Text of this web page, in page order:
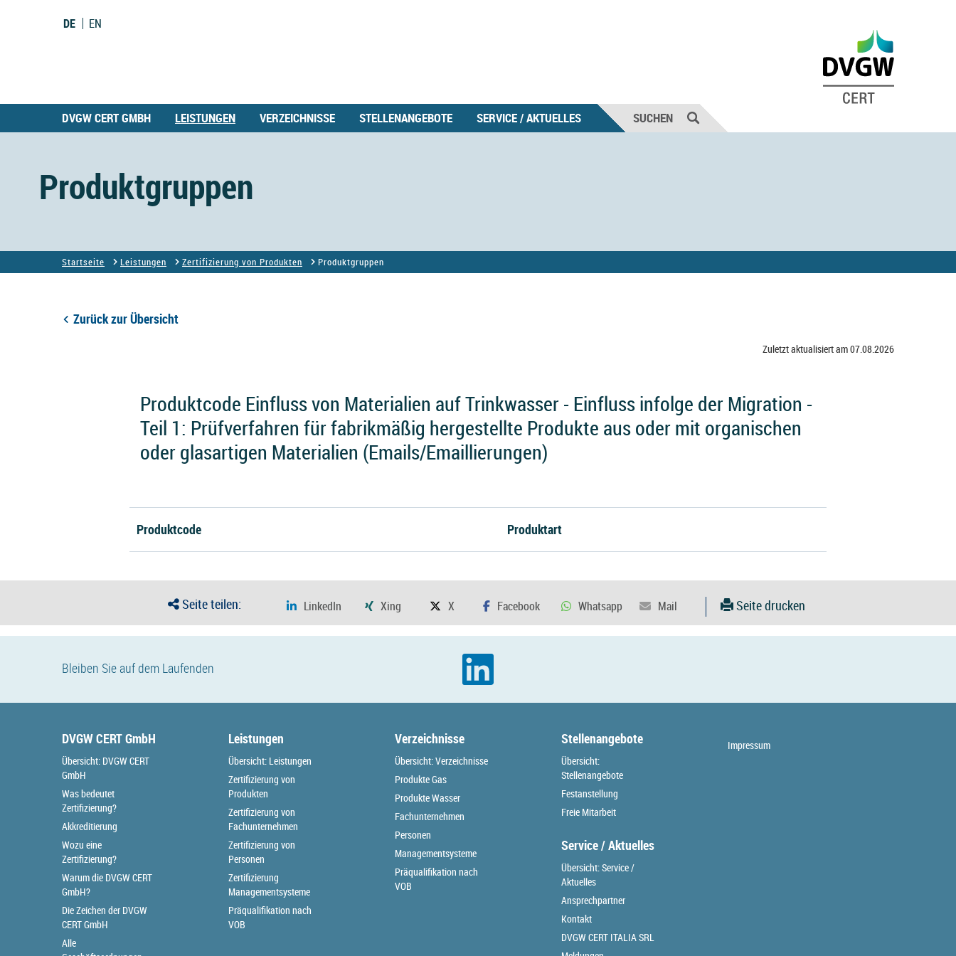
DE EN
DVGW CERT GMBH LEISTUNGEN VERZEICHNISSE STELLENANGEBOTE SERVICE / AKTUELLES SUCHEN
Produktgruppen
Startseite Leistungen Zertifizierung von Produkten Produktgruppen
Zurück zur Übersicht
Zuletzt aktualisiert am 07.08.2026
Produktcode Einfluss von Materialien auf Trinkwasser - Einfluss infolge der Migration -
Teil 1: Prüfverfahren für fabrikmäßig hergestellte Produkte aus oder mit organischen
oder glasartigen Materialien (Emails/Emaillierungen)
Produktcode Produktart
Seite teilen: Seite drucken
Bleiben Sie auf dem Laufenden
DVGW CERT GmbH
Übersicht: DVGW CERT
GmbH
Was bedeutet
Zertifizierung?
Akkreditierung
Wozu eine
Zertifizierung?
Warum die DVGW CERT
GmbH?
Die Zeichen der DVGW
CERT GmbH
Alle
Leistungen
Übersicht: Leistungen
Zertifizierung von
Produkten
Zertifizierung von
Fachunternehmen
Zertifizierung von
Personen
Zertifizierung
Managementsysteme
Präqualifikation nach
VOB
Verzeichnisse
Übersicht: Verzeichnisse
Produkte Gas
Produkte Wasser
Fachunternehmen
Personen
Managementsysteme
Präqualifikation nach
VOB
Stellenangebote
Übersicht:
Stellenangebote
Festanstellung
Freie Mitarbeit
Service / Aktuelles
Übersicht: Service /
Aktuelles
Ansprechpartner
Kontakt
DVGW CERT ITALIA SRL
Impressum